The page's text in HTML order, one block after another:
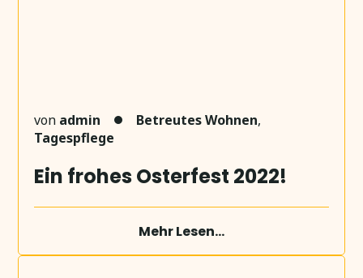
Ein frohes Osterfest 2022!
von admin Betreutes Wohnen,
Tagespflege
Mehr Lesen...